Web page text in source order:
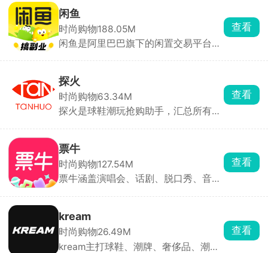
闲鱼
时尚购物188.05M
闲鱼是阿里巴巴旗下的闲置交易平台，
品，添加商品图片、描述、价格等信
息，快速发布商品。买卖双方可通过平
台内置的私聊功能进行沟通，协商价
格、交付方式等交易细节。交易完成
理机制，如闲鱼小法庭，由资深买卖家
共同协助判定问题。
查看
探火
时尚购物63.34M
探火是球鞋潮玩抢购助手，汇总所有新
买页面。就算是毫无预告的临时补货、
突发放货，也能秒捕捉，手机弹窗、短
信双重通知，比手动刷新快很多，捡漏
必备。
查看
票牛
时尚购物127.54M
票牛涵盖演唱会、话剧、脱口秀、音乐
保转让。承诺假票退一赔三、无票先行
赔付，部分订单支持芝麻信用先看后
付。
查看
kream
时尚购物26.49M
kream主打球鞋、潮牌、奢侈品、潮玩
查看